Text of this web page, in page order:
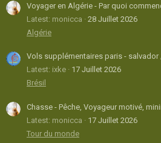
Voyager en Algérie - Par quoi
Latest: monicca
28 Juillet 2026
Algérie
Vols supplémentaires paris - salvador
Latest: ixke
17 Juillet 2026
Brésil
Chasse - Pêche, Voyageur motivé,
Latest: monicca
17 Juillet 2026
Tour du monde